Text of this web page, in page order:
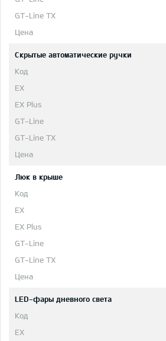
Скрытые автоматические ручки
Люк в крыше
LED-фары дневного света